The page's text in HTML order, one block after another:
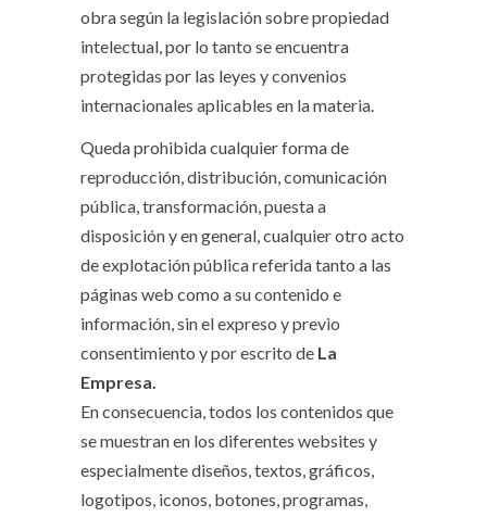
obra según la legislación sobre propiedad
intelectual, por lo tanto se encuentra
protegidas por las leyes y convenios
internacionales aplicables en la materia.
Queda prohibida cualquier forma de
reproducción, distribución, comunicación
pública, transformación, puesta a
disposición y en general, cualquier otro acto
de explotación pública referida tanto a las
páginas web como a su contenido e
información, sin el expreso y previo
consentimiento y por escrito de La
Empresa.
En consecuencia, todos los contenidos que
se muestran en los diferentes websites y
especialmente diseños, textos, gráficos,
logotipos, iconos, botones, programas,